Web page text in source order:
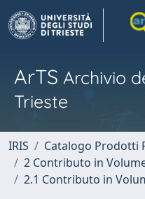
ArTS Archivio
Trieste
IRIS
Catalogo Prodotti
2 Contributo in
2.1 Contributo in